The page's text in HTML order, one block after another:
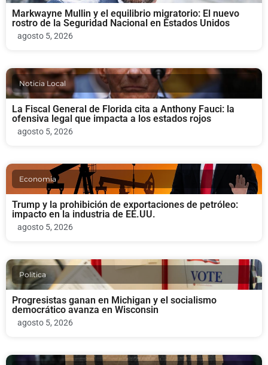
Markwayne Mullin y el equilibrio migratorio: El nuevo
rostro de la Seguridad Nacional en Estados Unidos
agosto 5, 2026
Noticia Local
La Fiscal General de Florida cita a Anthony Fauci: la
ofensiva legal que impacta a los estados rojos
agosto 5, 2026
Economia
Trump y la prohibición de exportaciones de petróleo:
impacto en la industria de EE.UU.
agosto 5, 2026
Politica
Progresistas ganan en Michigan y el socialismo
democrático avanza en Wisconsin
agosto 5, 2026